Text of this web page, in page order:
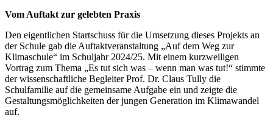
Vom Auftakt zur gelebten Praxis
Den eigentlichen Startschuss für die Umsetzung dieses Projekts an
der Schule gab die Auftaktveranstaltung „Auf dem Weg zur
Klimaschule“ im Schuljahr 2024/25. Mit einem kurzweiligen
Vortrag zum Thema „Es tut sich was – wenn man was tut!“ stimmte
der wissenschaftliche Begleiter Prof. Dr. Claus Tully die
Schulfamilie auf die gemeinsame Aufgabe ein und zeigte die
Gestaltungsmöglichkeiten der jungen Generation im Klimawandel
auf.